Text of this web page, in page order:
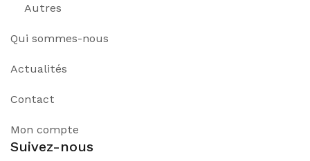
Autres
Qui sommes-nous
Actualités
Contact
Mon compte
Suivez-nous